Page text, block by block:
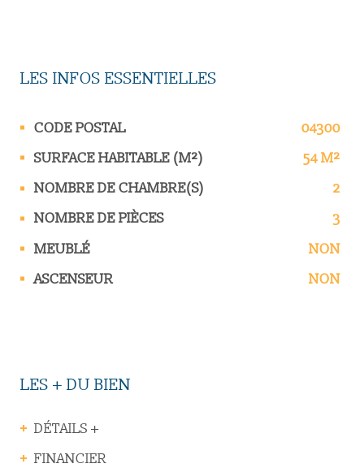
LES INFOS ESSENTIELLES
Caractérisque Valeurs
CODE POSTAL
04300
SURFACE HABITABLE (M²)
54 M²
NOMBRE DE CHAMBRE(S)
2
NOMBRE DE PIÈCES
3
MEUBLÉ
NON
ASCENSEUR
NON
LES + DU BIEN
DÉTAILS +
FINANCIER